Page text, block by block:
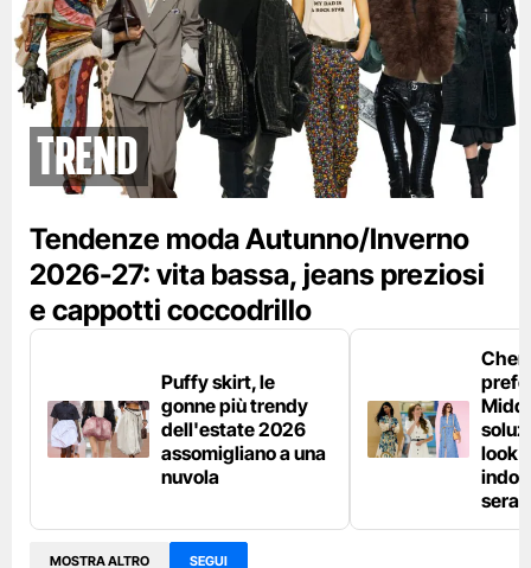
Trend
Tendenze moda Autunno/Inverno
2026-27: vita bassa, jeans preziosi
e cappotti coccodrillo
Puffy skirt, le
gonne più trendy
dell'estate 2026
assomigliano a una
nuvola
look
sera
MOSTRA ALTRO SEGUI